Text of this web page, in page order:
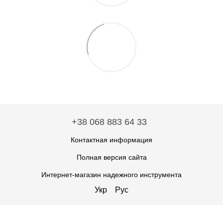
+38 068 883 64 33
Контактная информация
Полная версия сайта
Интернет-магазин надежного инструмента
Укр Рус